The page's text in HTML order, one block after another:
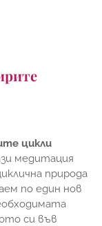
цикли
медитация
природа
по един нов
си във